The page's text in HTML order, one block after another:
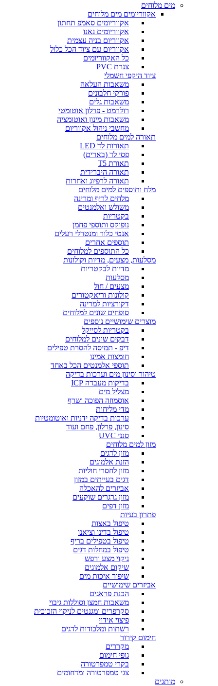
מים מלוחים
אקווריומים מים מלוחים
אקווריומים סאמפ תחתון
אקווריומים נאנו
אקווריום בניה עצמית
אקווריום עם ציוד הכל כלול
כל האקווריומים
צנרת PVC
ציוד היקפי חשמלי
משאבות העלאה
פורקי חלבונים
משאבות גלים
רולרמט - פרלון אוטומטי
משאבות מינון ואוטומציה
מחשבי ניהול אקווריום
תאורה למים מלוחים
תאורות לד LED
פסי לד (בארים)
תאורת T5
תאורה היברידית
תאורה לרפיוג ואחרות
מלח ותוספים למים מלוחים
מלחים לריף ומרינה
משולש ואלמנטים
בקטריות
נופוקס ותוספי פחמן
אנטי כלור ומנטרלי רעלים
תוספים אחרים
כל התוספים למלוחים
מסלעות, מצעים, מדיות וקולונות
מדיות לבקטריות
מסלעות
מצעים / חול
קולונות וריאקטורים
דקורציות למרינה
סופחים שונים למלוחים
מוצרים שימושיים נוספים
בקטריות לסייקל
דבקים שונים למלוחים
דיפ - תמיסה להסרת טפילים
חומצות אמינו
תוספי אלמנטים הכל באחד
טיהור וסינון מים וערכות בדיקה
בדיקות מעבדה ICP
מצליל מים
אוסמוזה הפוכה ושרף
מדי מליחות
ערכות בדיקה ידניות ואוטומטיות
סינון, פרלון, פחם ועוד
סנני UVC
מזון למים מלוחים
מזון לדגים
הזנת אלמוגים
מזון לחסרי חוליות
דגים בעייתים במזון
אביזרים להאכלה
מזון גרגרים שוקעים
מזון דפים
פתרון בעיות
טיפול באצות
טיפול בדינו וציאנו
טיפול בטפילים בריף
טיפול במחלות דגים
ניקוי מצע ורפש
שיקום אלמוגים
שיפור איכות מים
אביזרים שימושיים
הכנת פראגים
משאבות חמצן וסוללות גיבוי
סקרפרים ומגנטים לניקוי הזכוכית
פיצוי אידוי
רשתות ומלכודות לדגים
חימום קירור
מקררים
גופי חימום
בקרי טמפרטורה
צגי טמפרטורה ומדחומים
מותגים